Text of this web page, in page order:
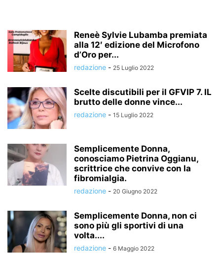
Reneè Sylvie Lubamba premiata
alla 12′ edizione del Microfono
d’Oro per...
redazione - 25 Luglio 2022
Scelte discutibili per il GFVIP 7. IL
brutto delle donne vince...
redazione - 15 Luglio 2022
Semplicemente Donna,
conosciamo Pietrina Oggianu,
scrittrice che convive con la
fibromialgia.
redazione - 20 Giugno 2022
Semplicemente Donna, non ci
sono più gli sportivi di una
volta....
redazione - 6 Maggio 2022